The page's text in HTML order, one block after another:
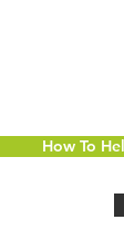
How To